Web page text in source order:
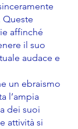
Queste
affinché
il suo
audace e
un ebraismo
l’ampia
dei suoi
attività si